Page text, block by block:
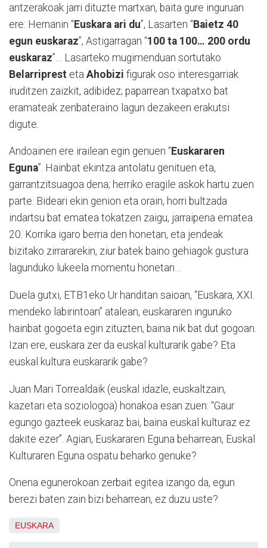
antzerakoak jarri dituzte martxan, baita gure inguruan
ere: Hernanin “Euskara ari du”, Lasarten “Baietz 40
egun euskaraz”, Astigarragan “100 ta 100… 200 ordu
euskaraz”… Lasarteko mugimenduan sortutako
Belarriprest eta Ahobizi figurak oso interesgarriak
iruditzen zaizkit, adibidez; paparrean txapatxo bat
eramateak zenbateraino lagun dezakeen erakutsi
digute.
Andoainen ere irailean egin genuen “Euskararen
Eguna”. Hainbat ekintza antolatu genituen eta,
garrantzitsuagoa dena; herriko eragile askok hartu zuen
parte. Bideari ekin genion eta orain, horri bultzada
indartsu bat ematea tokatzen zaigu, jarraipena ematea.
20. Korrika igaro berria den honetan, eta jendeak
bizitako zirrararekin, ziur batek baino gehiagok gustura
lagunduko lukeela momentu honetan…
Duela gutxi, ETB1eko Ur handitan saioan, “Euskara, XXI.
mendeko labirintoan” atalean, euskararen inguruko
hainbat gogoeta egin zituzten, baina nik bat dut gogoan.
Izan ere, euskara zer da euskal kulturarik gabe? Eta
euskal kultura euskararik gabe?
Juan Mari Torrealdaik (euskal idazle, euskaltzain,
kazetari eta soziologoa) honakoa esan zuen: “Gaur
egungo gazteek euskaraz bai, baina euskal kulturaz ez
dakite ezer”. Agian, Euskararen Eguna beharrean, Euskal
Kulturaren Eguna ospatu beharko genuke?
Onena egunerokoan zerbait egitea izango da, egun
berezi baten zain bizi beharrean, ez duzu uste?
EUSKARA